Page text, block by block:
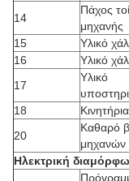
14
Πάχος
μηχανής
15
Υλικό
16
Υλικό
17
Υλικό
18
20
Καθαρό
μηχανών
Ηλεκτρική